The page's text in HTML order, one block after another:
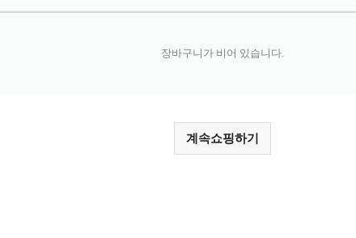
장바구니가 비어 있습니다.
계속쇼핑하기